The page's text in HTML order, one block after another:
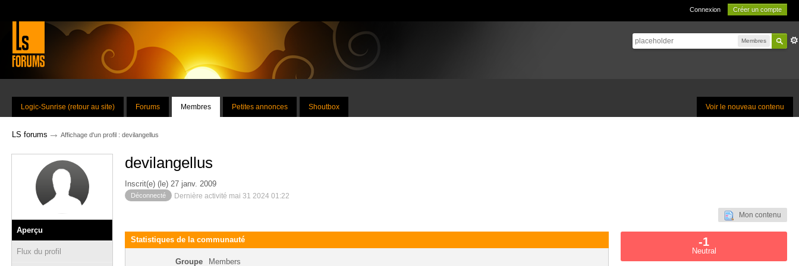
Connexion Créer un compte
Membres
Voir le nouveau contenu
Logic-Sunrise (retour au site) Forums Membres Petites annonces Shoutbox
LS forums → Affichage d'un profil : devilangellus
Aperçu
Flux du profil
devilangellus
Inscrit(e) (le) 27 janv. 2009
Déconnecté Dernière activité mai 31 2024 01:22
Mon contenu
Statistiques de la communauté
Groupe Members
-1
Neutral